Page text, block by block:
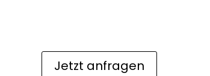
Jetzt anfragen